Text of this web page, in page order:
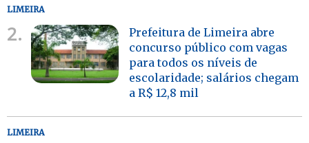
LIMEIRA
2.
Prefeitura de Limeira abre
concurso público com vagas
para todos os níveis de
escolaridade; salários chegam
a R$ 12,8 mil
LIMEIRA